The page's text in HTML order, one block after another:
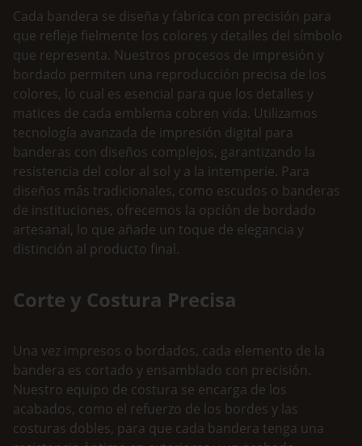
€
h
a
s
t
a
1
1
8
,
8
0
i
o
n
a
l
e
s
c
a
n
t
i
d
d
Cada bandera se diseña y fabrica con precisión para
que refleje fielmente los colores y detalles del símbolo
que representa. Nuestros procesos de impresión y
bordado permiten una reproducción precisa de los
colores, lo cual es esencial para que los detalles y
matices de cada emblema cobren vida. Utilizamos
tecnología avanzada de impresión digital para
banderas con diseños complejos, garantizando la
resistencia del color al sol y a la intemperie. Para
diseños más tradicionales, como escudos o banderas
de instituciones, ofrecemos la opción de bordado
artesanal, lo que añade un toque de elegancia y
distinción al producto final.
Corte y Costura Precisa
Una vez impresos o bordados, cada elemento de la
bandera es cortado y ensamblado con precisión.
Nuestro equipo de costura se encarga de los
acabados, como el refuerzo de los bordes y las
costuras dobles, para que cada bandera tenga una